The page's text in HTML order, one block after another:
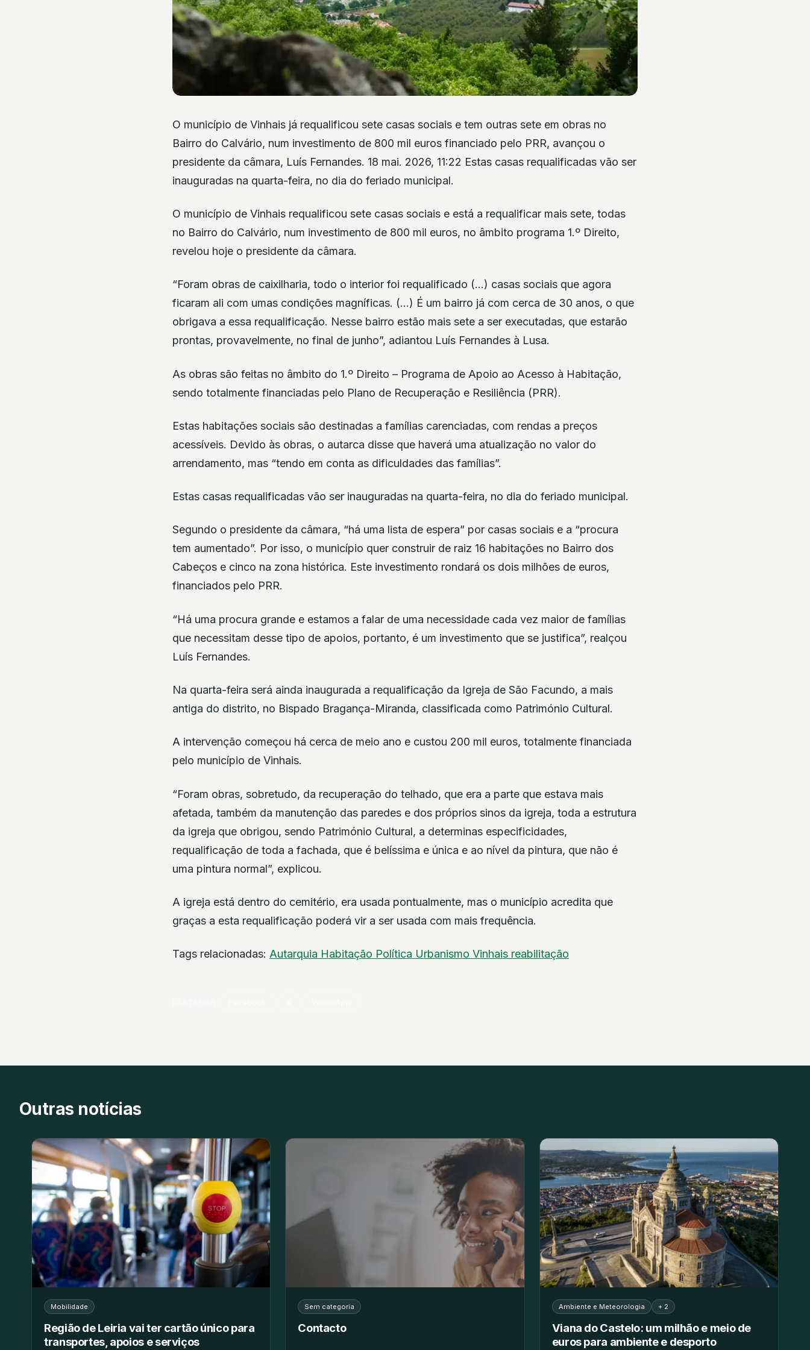
O município de Vinhais já requalificou sete casas sociais e tem outras sete em obras no
Bairro do Calvário, num investimento de 800 mil euros financiado pelo PRR, avançou o
presidente da câmara, Luís Fernandes. 18 mai. 2026, 11:22 Estas casas requalificadas vão ser
inauguradas na quarta-feira, no dia do feriado municipal.
O município de Vinhais requalificou sete casas sociais e está a requalificar mais sete, todas
no Bairro do Calvário, num investimento de 800 mil euros, no âmbito programa 1.º Direito,
revelou hoje o presidente da câmara.
“Foram obras de caixilharia, todo o interior foi requalificado (…) casas sociais que agora
ficaram ali com umas condições magníficas. (…) É um bairro já com cerca de 30 anos, o que
obrigava a essa requalificação. Nesse bairro estão mais sete a ser executadas, que estarão
prontas, provavelmente, no final de junho”, adiantou Luís Fernandes à Lusa.
As obras são feitas no âmbito do 1.º Direito – Programa de Apoio ao Acesso à Habitação,
sendo totalmente financiadas pelo Plano de Recuperação e Resiliência (PRR).
Estas habitações sociais são destinadas a famílias carenciadas, com rendas a preços
acessíveis. Devido às obras, o autarca disse que haverá uma atualização no valor do
arrendamento, mas “tendo em conta as dificuldades das famílias”.
Estas casas requalificadas vão ser inauguradas na quarta-feira, no dia do feriado municipal.
Segundo o presidente da câmara, “há uma lista de espera” por casas sociais e a “procura
tem aumentado”. Por isso, o município quer construir de raiz 16 habitações no Bairro dos
Cabeços e cinco na zona histórica. Este investimento rondará os dois milhões de euros,
financiados pelo PRR.
“Há uma procura grande e estamos a falar de uma necessidade cada vez maior de famílias
que necessitam desse tipo de apoios, portanto, é um investimento que se justifica”, realçou
Luís Fernandes.
Na quarta-feira será ainda inaugurada a requalificação da Igreja de São Facundo, a mais
antiga do distrito, no Bispado Bragança-Miranda, classificada como Património Cultural.
A intervenção começou há cerca de meio ano e custou 200 mil euros, totalmente financiada
pelo município de Vinhais.
“Foram obras, sobretudo, da recuperação do telhado, que era a parte que estava mais
afetada, também da manutenção das paredes e dos próprios sinos da igreja, toda a estrutura
da igreja que obrigou, sendo Património Cultural, a determinas especificidades,
requalificação de toda a fachada, que é belíssima e única e ao nível da pintura, que não é
uma pintura normal”, explicou.
A igreja está dentro do cemitério, era usada pontualmente, mas o município acredita que
graças a esta requalificação poderá vir a ser usada com mais frequência.
Tags relacionadas: Autarquia Habitação Política Urbanismo Vinhais reabilitação
Outras notícias
Mobilidade
Região de Leiria vai ter cartão único para
transportes, apoios e serviços
Sem categoria
Contacto
Ambiente e Meteorologia + 2
Viana do Castelo: um milhão e meio de
euros para ambiente e desporto